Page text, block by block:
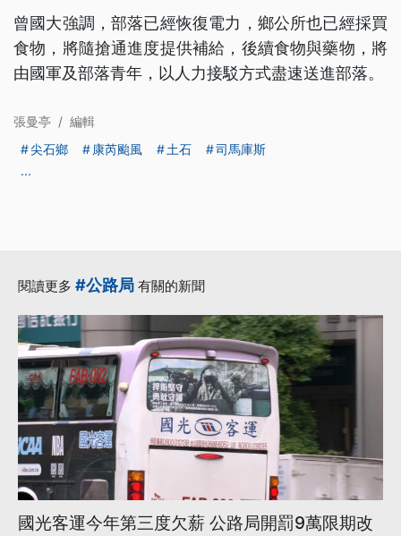
曾國大強調，部落已經恢復電力，鄉公所也已經採買
食物，將隨搶通進度提供補給，後續食物與藥物，將
由國軍及部落青年，以人力接駁方式盡速送進部落。
張曼亭 / 編輯
尖石鄉
康芮颱風 土石
司馬庫斯
...
閱讀更多 #公路局 有關的新聞
國光客運今年第三度欠薪 公路局開罰9萬限期改